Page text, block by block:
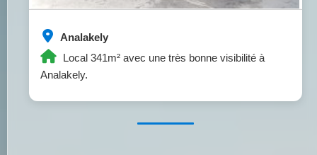
Analakely
Local 341m² avec une très bonne visibilité à
Analakely.